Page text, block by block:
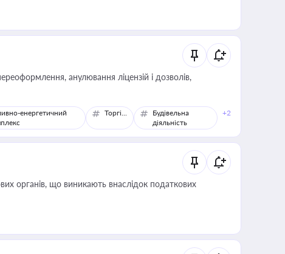
анулювання ліцензій і дозволів,
енергетичний
Торгівля
Будівельна
діяльність
+2
органів, що виникають внаслідок податкових